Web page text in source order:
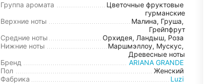
Группа аромата
Цветочные фруктовые
гурманские
Верхние ноты
Малина, Груша,
Грейпфрут
Средние ноты
Орхидея, Ландыш, Роза
Нижние ноты
Маршмэллоу, Мускус,
Древесные ноты
Бренд
ARIANA GRANDE
Пол
Женский
Фабрика
Luzi